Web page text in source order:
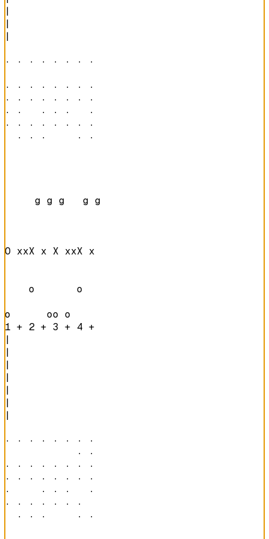
|
|
|
· · · · · · · ·
· · · · · · · ·
· · · · · · · ·
· ·   · · ·   ·
· · · · · · · ·
  · · ·     · ·
     g g g   g g
O xxX x X xxX x
    o       o
o      oo o
1 + 2 + 3 + 4 +
|
|
|
|
|
|
|
· · · · · · · ·
            · ·
· · · · · · · ·
· · · · · · · ·
·     · · ·   ·
· · · · · · ·
  · · ·     · ·